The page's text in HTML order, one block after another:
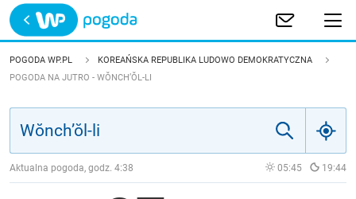
Trwa ładowanie
POLSKA
JAKOŚĆ POWIETRZA
POGODA WP.PL
KOREAŃSKA REPUBLIKA LUDOWO DEMOKRATYCZNA
POGODA NA JUTRO - WŎNCH’ŎL-LI
Aktualna pogoda, godz. 4:38 05:45 19:44